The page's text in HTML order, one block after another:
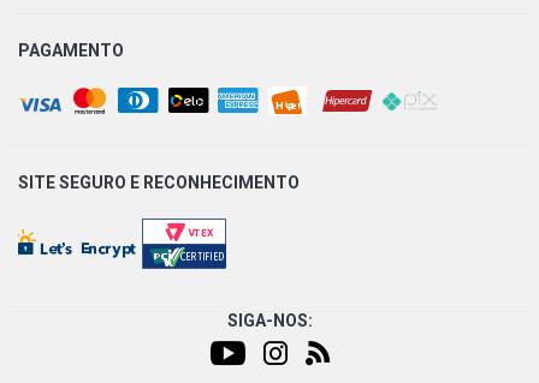
PAGAMENTO
SITE SEGURO E RECONHECIMENTO
SIGA-NOS: